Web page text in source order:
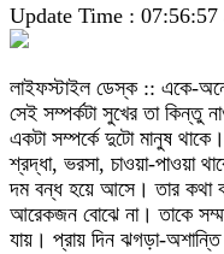
Update Time :
লাইফস্টাইল ডেস্ক :: একে-
সেই সম্পর্কটা সুখের তা কিন্তু
একটা সম্পর্কে দুটো মানুষ
শ্রদ্ধা, ভরসা, চাওয়া-পাওয়া
দম বন্ধ হয়ে আসে। তার কথা
আরেকজন বোঝে না। তাকে
যায়। প্রায় দিন ঝগড়া-